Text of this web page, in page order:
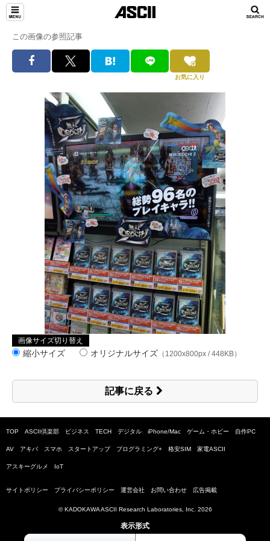
この画像の参照記事
お気に入り
画像サイズ切り替え
縮小サイズ オリジナルサイズ （1200x800px / 448KB）
記事に戻る
TOP ASCII倶楽部 ビジネス TECH デジタル iPhone/Mac ゲーム・ホビー 自作PC
AV アキバ スマホ スタートアップ プログラミング+ 格安SIM 家電ASCII
アスキーグルメ IoT
サイトポリシー プライバシーポリシー 運営会社 お問い合わせ 広告掲載
© KADOKAWA ASCII Research Laboratories, Inc. 2026
表示形式